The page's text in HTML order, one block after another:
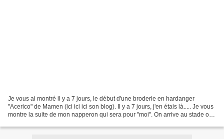
Je vous ai montré il y a 7 jours, le début d'une broderie en hardanger
"Acerico" de Mamen (ici ici ici son blog). Il y a 7 jours, j'en étais là..... Je vous
montre la suite de mon napperon qui sera pour "moi". On arrive au stade où